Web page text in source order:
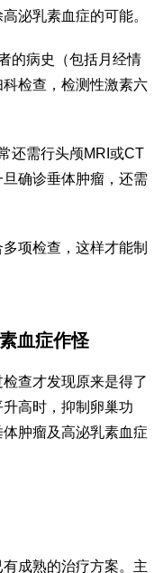
泌乳素血症的可能。
的病史（包括月经情
检查，检测性激素六
还需行头颅MRI或CT
确诊垂体肿瘤，还需
项检查，这样才能制
血症作怪
查才发现原来是得了
高时，抑制卵巢功
肿瘤及高泌乳素血症
成熟的治疗方案。主